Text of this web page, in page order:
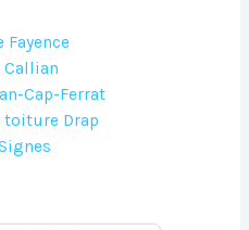
Callian
Cap-Ferrat
toiture Drap